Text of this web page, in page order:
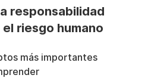
responsabilidad
riesgo humano
más importantes